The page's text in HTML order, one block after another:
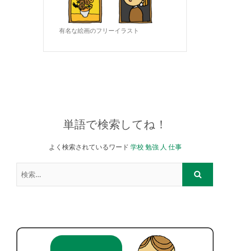
有名な絵画のフリーイラスト
単語で検索してね！
よく検索されているワード 学校 勉強 人 仕事